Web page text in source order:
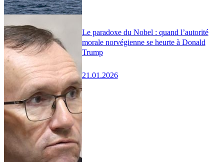
Le paradoxe du Nobel : quand l’autorité
morale norvégienne se heurte à Donald
Trump
21.01.2026